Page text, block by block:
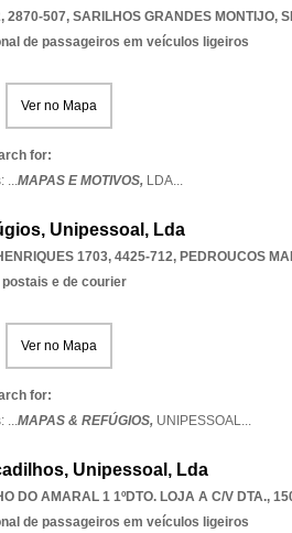
2870-507, SARILHOS GRANDES MONTIJO,
de passageiros em veículos ligeiros
Ver no Mapa
for:
...MAPAS E MOTIVOS, LDA...
Unipessoal, Lda
1703, 4425-712, PEDROUCOS
e de courier
Ver no Mapa
for:
...MAPAS & REFÚGIOS, UNIPESSOAL...
Unipessoal, Lda
DO AMARAL 1 1ºDTO. LOJA A C/V DTA.,
de passageiros em veículos ligeiros